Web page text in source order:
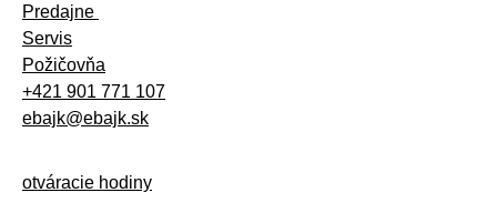
Predajne
Servis
Požičovňa
+421 901 771 107
ebajk@ebajk.sk
otváracie hodiny